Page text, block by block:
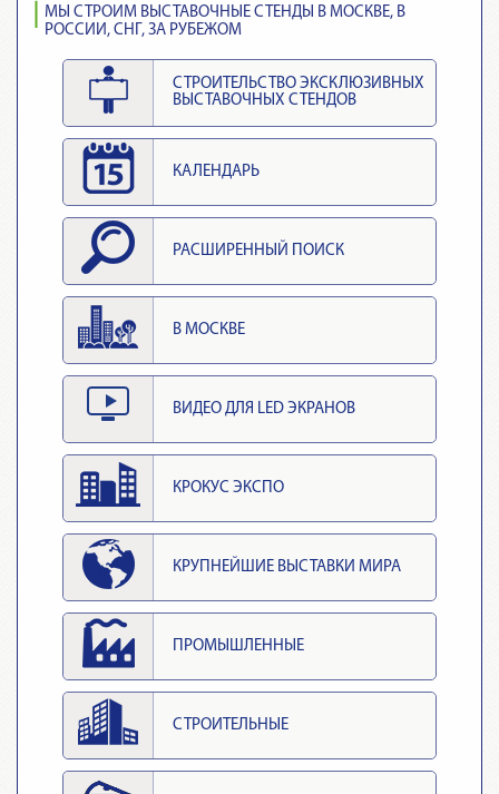
МЫ СТРОИМ ВЫСТАВОЧНЫЕ СТЕНДЫ В МОСКВЕ, В
РОССИИ, СНГ, ЗА РУБЕЖОМ
СТРОИТЕЛЬСТВО ЭКСКЛЮЗИВНЫХ
ВЫСТАВОЧНЫХ СТЕНДОВ
КАЛЕНДАРЬ
РАСШИРЕННЫЙ ПОИСК
В МОСКВЕ
ВИДЕО ДЛЯ LED ЭКРАНОВ
КРОКУС ЭКСПО
КРУПНЕЙШИЕ ВЫСТАВКИ МИРА
ПРОМЫШЛЕННЫЕ
СТРОИТЕЛЬНЫЕ